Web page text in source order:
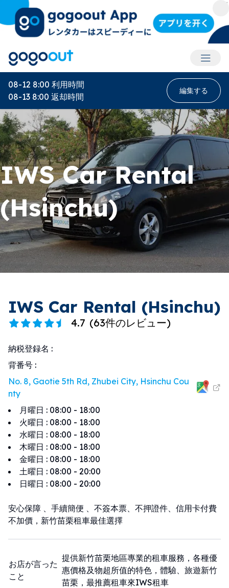
アカウ
08-12 8:00 利用時間
08-13 8:00 返却時間
編集する
IWS Car Rental
(Hsinchu)
IWS Car Rental (Hsinchu)
4.7 (63件のレビュー)
納税登録名 :
背番号 :
No. 8, Gaotie 5th Rd, Zhubei City, Hsinchu Cou
nty
月曜日 : 08:00 - 18:00
火曜日 : 08:00 - 18:00
水曜日 : 08:00 - 18:00
木曜日 : 08:00 - 18:00
金曜日 : 08:00 - 18:00
土曜日 : 08:00 - 20:00
日曜日 : 08:00 - 20:00
安心保障 、手續簡便 、不簽本票、不押證件、信用卡付費
不加價，新竹苗栗租車最佳選擇
お店が言った
こと
提供新竹苗栗地區專業的租車服務，各種優
惠價格及物超所值的特色，體驗、旅遊新竹
苗栗，最推薦租車來IWS租車